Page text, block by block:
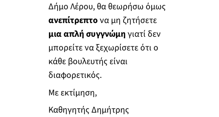
Δήμο Λέρου, θα θεωρήσω όμως
ανεπίτρεπτονα μη ζητήσετε
μια απλή συγγνώμη γιατί δεν
μπορείτε να ξεχωρίσετε ότι ο
κάθε βουλευτής είναι
διαφορετικός.
Με εκτίμηση,
Kαθηγητής Δημήτρης